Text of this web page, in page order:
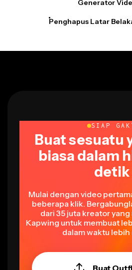
Generator
Penghapus Latar
SIAP
Buat sesuatu
biasa dalam
detik
Mulai dengan video
beberapa klik.
dari 35 juta kreator
Kapwing untuk membuat
dalam waktu